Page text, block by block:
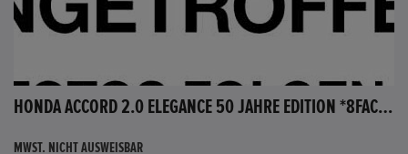
HONDA ACCORD 2.0 ELEGANCE 50 JAHRE EDITION *8FACH BEREIFT*
MWST. NICHT AUSWEISBAR